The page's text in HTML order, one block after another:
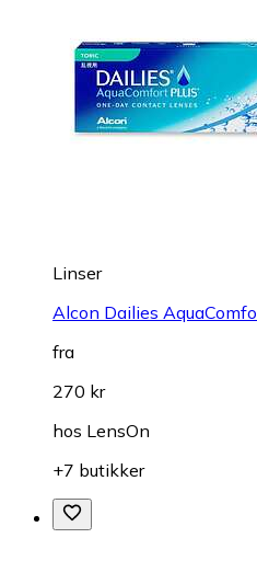
Linser
Alcon Dailies
fra
270 kr
hos LensOn
+7 butikker